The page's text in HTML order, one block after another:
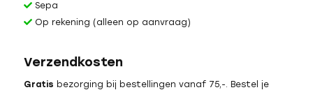
Sepa
Op rekening (alleen op aanvraag)
Verzendkosten
Gratis bezorging bij bestellingen vanaf 75,-. Bestel je